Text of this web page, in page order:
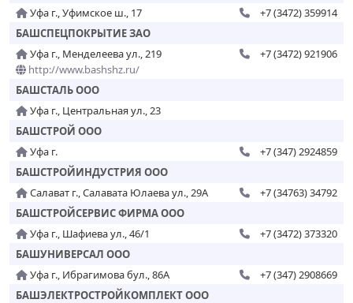
Уфа г., Уфимское ш., 17
+7 (3472) 359914
БАШСПЕЦПОКРЫТИЕ ЗАО
Уфа г., Менделеева ул., 219
http://www.bashshz.ru/
+7 (3472) 921906
БАШСТАЛЬ ООО
Уфа г., Центральная ул., 23
БАШСТРОЙ ООО
Уфа г.
+7 (347) 2924859
БАШСТРОЙИНДУСТРИЯ ООО
Салават г., Салавата Юлаева ул., 29А
+7 (34763) 34792
БАШСТРОЙСЕРВИС ФИРМА ООО
Уфа г., Шафиева ул., 46/1
+7 (3472) 373320
БАШУНИВЕРСАЛ ООО
Уфа г., Ибрагимова бул., 86А
+7 (347) 2908669
БАШЭЛЕКТРОСТРОЙКОМПЛЕКТ ООО